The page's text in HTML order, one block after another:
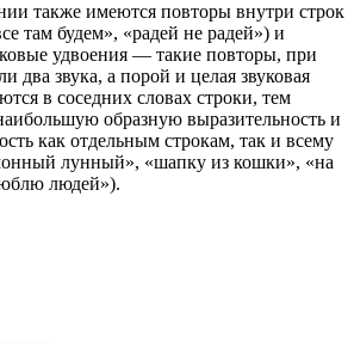
также имеются повторы внутри строк
там будем», «радей не радей») и
удвоения — такие повторы, при
два звука, а порой и целая звуковая
в соседних словах строки, тем
образную выразительность и
как отдельным строкам, так и всему
лунный», «шапку из кошки», «на
людей»).